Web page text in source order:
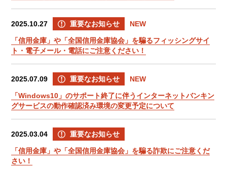
くましんFAN
2025.10.27 重要なお知らせ NEW
「信用金庫」や「全国信用金庫協会」を騙るフィッシングサイ
ト・電子メール・電話にご注意ください！
2025.07.09 重要なお知らせ NEW
「Windows10」のサポート終了に伴うインターネットバンキン
グサービスの動作確認済み環境の変更予定について
2025.03.04 重要なお知らせ
「信用金庫」や「全国信用金庫協会」を騙る詐欺にご注意くだ
さい！